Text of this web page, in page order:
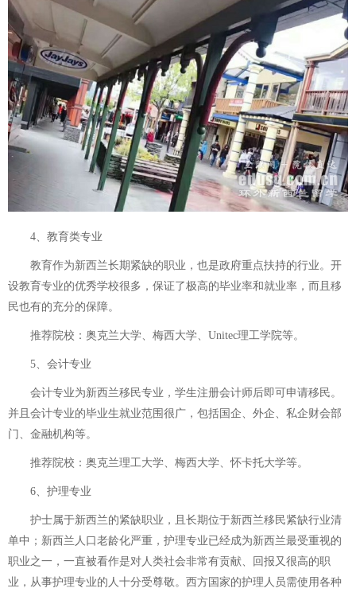
4、教育类专业
教育作为新西兰长期紧缺的职业，也是政府重点扶持的行业。开
设教育专业的优秀学校很多，保证了极高的毕业率和就业率，而且移
民也有的充分的保障。
推荐院校：奥克兰大学、梅西大学、Unitec理工学院等。
5、会计专业
会计专业为新西兰移民专业，学生注册会计师后即可申请移民。
并且会计专业的毕业生就业范围很广，包括国企、外企、私企财会部
门、金融机构等。
推荐院校：奥克兰理工大学、梅西大学、怀卡托大学等。
6、护理专业
护士属于新西兰的紧缺职业，且长期位于新西兰移民紧缺行业清
单中；新西兰人口老龄化严重，护理专业已经成为新西兰最受重视的
职业之一，一直被看作是对人类社会非常有贡献、回报又很高的职
业，从事护理专业的人十分受尊敬。西方国家的护理人员需使用各种